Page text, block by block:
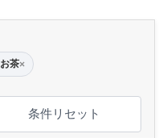
お茶×
条件リセット